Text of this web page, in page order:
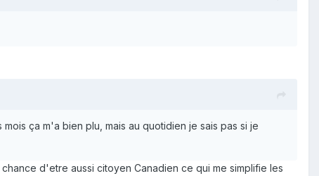
ça m'a bien plu, mais au quotidien je sais pas si je
d'etre aussi citoyen Canadien ce qui me simplifie les